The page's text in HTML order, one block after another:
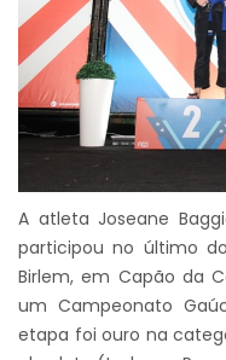
A atleta Joseane
participou no último
Birlem, em Capão da
um Campeonato
etapa foi ouro na